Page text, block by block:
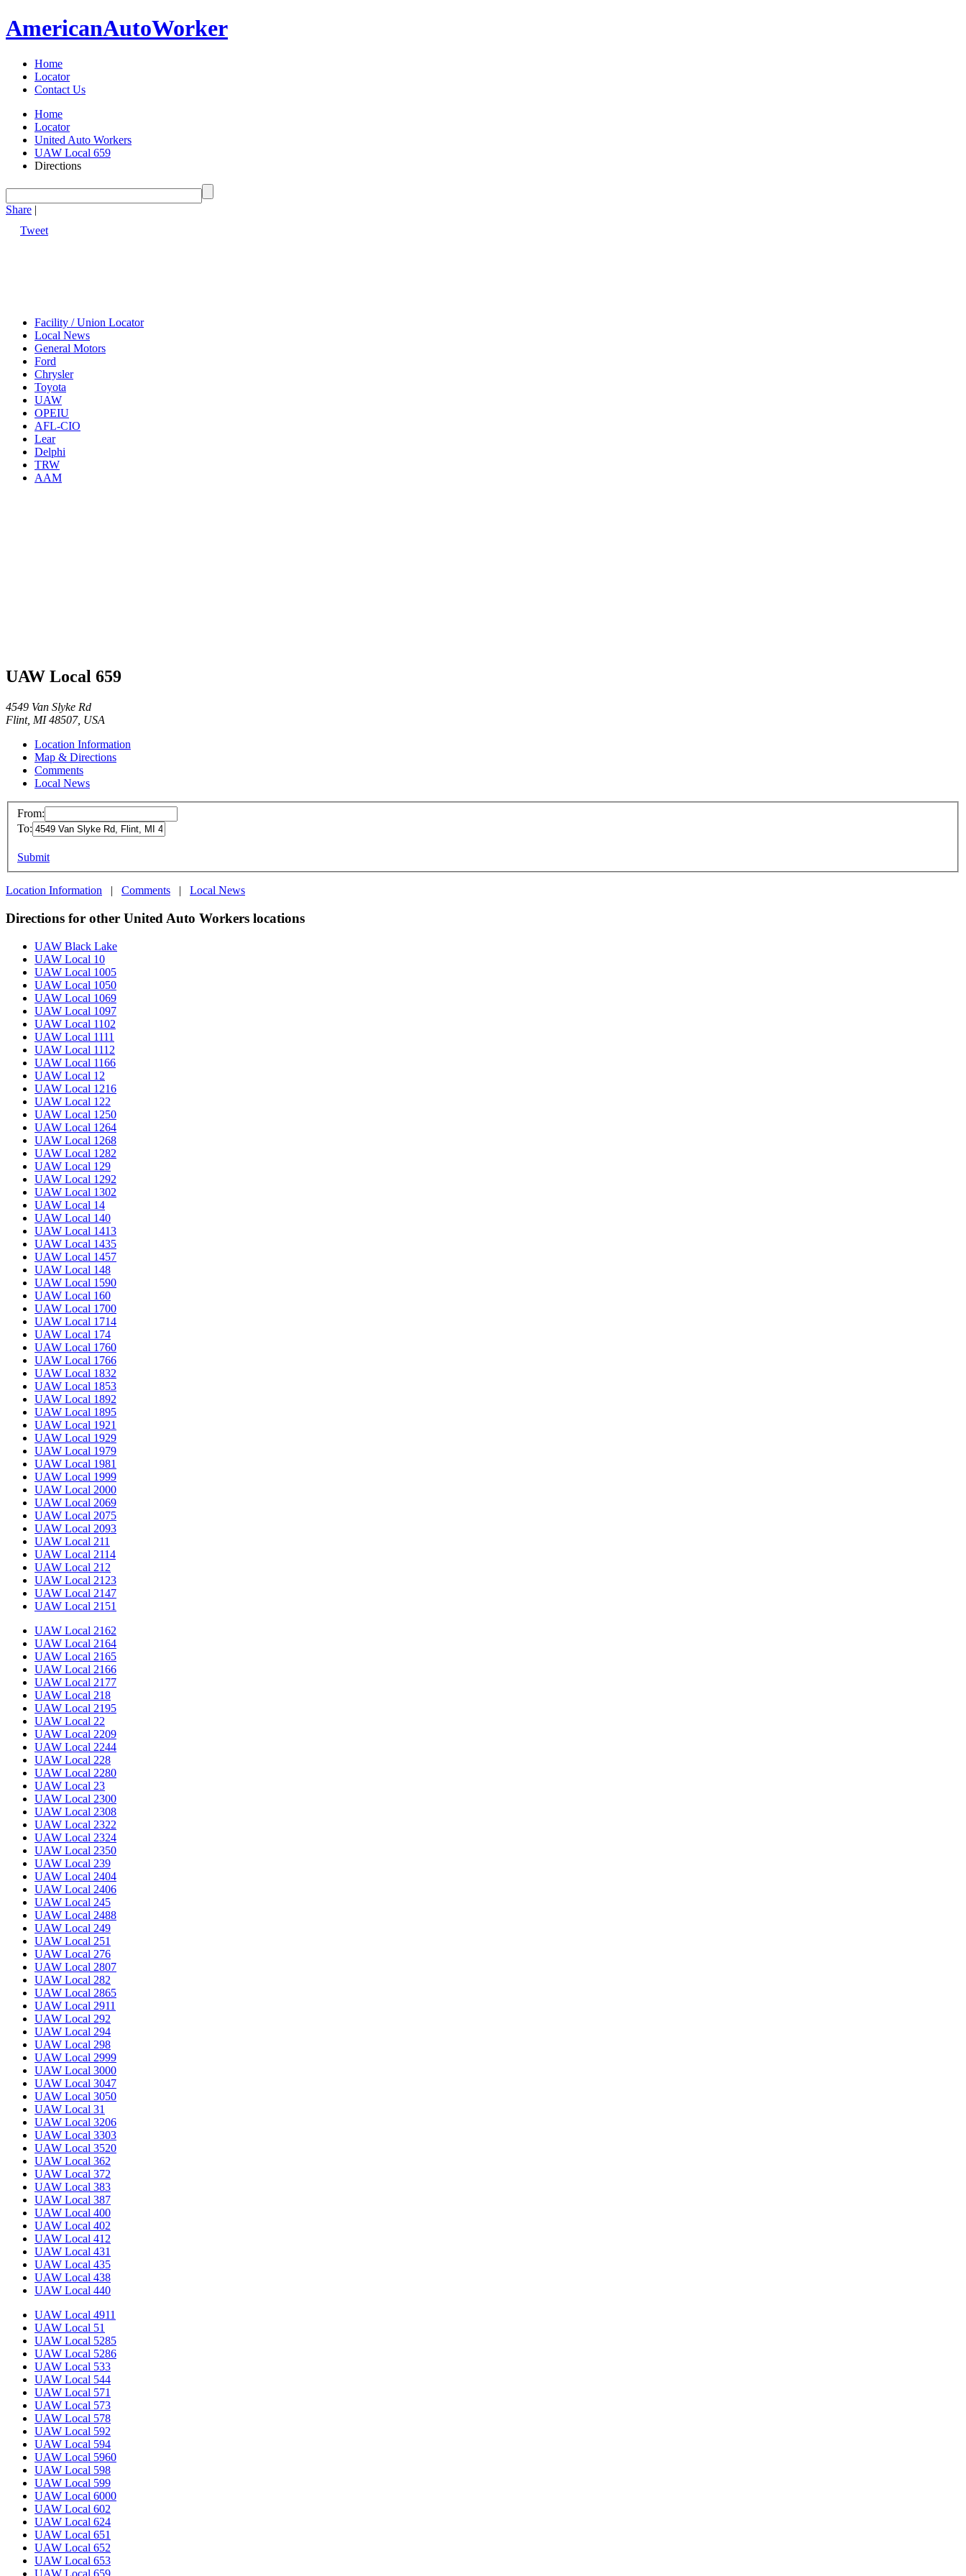
AmericanAutoWorker
Home
Locator
Contact Us
Home
Locator
United Auto Workers
UAW Local 659
Directions
Share |
Tweet
Facility / Union Locator
Local News
General Motors
Ford
Chrysler
Toyota
UAW
OPEIU
AFL-CIO
Lear
Delphi
TRW
AAM
UAW Local 659
4549 Van Slyke Rd
Flint, MI 48507, USA
Location Information
Map & Directions
Comments
Local News
From:
To:
Submit
Location Information | Comments | Local News
Directions for other United Auto Workers locations
UAW Black Lake
UAW Local 10
UAW Local 1005
UAW Local 1050
UAW Local 1069
UAW Local 1097
UAW Local 1102
UAW Local 1111
UAW Local 1112
UAW Local 1166
UAW Local 12
UAW Local 1216
UAW Local 122
UAW Local 1250
UAW Local 1264
UAW Local 1268
UAW Local 1282
UAW Local 129
UAW Local 1292
UAW Local 1302
UAW Local 14
UAW Local 140
UAW Local 1413
UAW Local 1435
UAW Local 1457
UAW Local 148
UAW Local 1590
UAW Local 160
UAW Local 1700
UAW Local 1714
UAW Local 174
UAW Local 1760
UAW Local 1766
UAW Local 1832
UAW Local 1853
UAW Local 1892
UAW Local 1895
UAW Local 1921
UAW Local 1929
UAW Local 1979
UAW Local 1981
UAW Local 1999
UAW Local 2000
UAW Local 2069
UAW Local 2075
UAW Local 2093
UAW Local 211
UAW Local 2114
UAW Local 212
UAW Local 2123
UAW Local 2147
UAW Local 2151
UAW Local 2162
UAW Local 2164
UAW Local 2165
UAW Local 2166
UAW Local 2177
UAW Local 218
UAW Local 2195
UAW Local 22
UAW Local 2209
UAW Local 2244
UAW Local 228
UAW Local 2280
UAW Local 23
UAW Local 2300
UAW Local 2308
UAW Local 2322
UAW Local 2324
UAW Local 2350
UAW Local 239
UAW Local 2404
UAW Local 2406
UAW Local 245
UAW Local 2488
UAW Local 249
UAW Local 251
UAW Local 276
UAW Local 2807
UAW Local 282
UAW Local 2865
UAW Local 2911
UAW Local 292
UAW Local 294
UAW Local 298
UAW Local 2999
UAW Local 3000
UAW Local 3047
UAW Local 3050
UAW Local 31
UAW Local 3206
UAW Local 3303
UAW Local 3520
UAW Local 362
UAW Local 372
UAW Local 383
UAW Local 387
UAW Local 400
UAW Local 402
UAW Local 412
UAW Local 431
UAW Local 435
UAW Local 438
UAW Local 440
UAW Local 4911
UAW Local 51
UAW Local 5285
UAW Local 5286
UAW Local 533
UAW Local 544
UAW Local 571
UAW Local 573
UAW Local 578
UAW Local 592
UAW Local 594
UAW Local 5960
UAW Local 598
UAW Local 599
UAW Local 6000
UAW Local 602
UAW Local 624
UAW Local 651
UAW Local 652
UAW Local 653
UAW Local 659